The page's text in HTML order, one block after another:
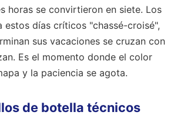
horas se convirtieron en siete. Los
estos días críticos "chassé-croisé",
sus vacaciones se cruzan con
Es el momento donde el color
y la paciencia se agota.
de botella técnicos